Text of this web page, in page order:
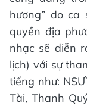
hương” do
quyền địa
nhạc sẽ diễn
lịch) với sự
tiếng như:
Tài, Thanh